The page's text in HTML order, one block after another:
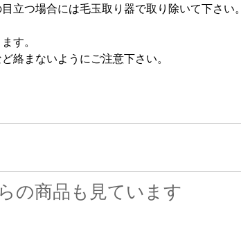
立つ場合には毛玉取り器で取り除いて下さい。
す。
絡まないようにご注意下さい。
の商品も見ています